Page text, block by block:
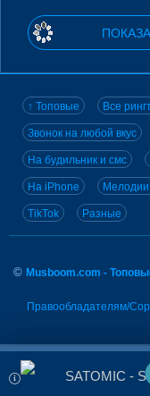
↑ Топовые Все
Звонок на любой вкус
На будильник и смс
На iPhone Мелодии
TikTok Разные
© Musboom.com -
Правообладателям/
SATOMIC -